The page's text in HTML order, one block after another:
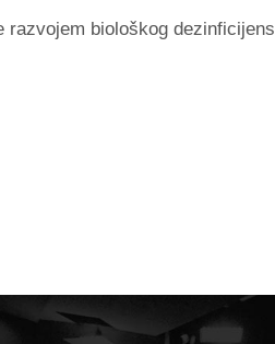
razvojem biološkog